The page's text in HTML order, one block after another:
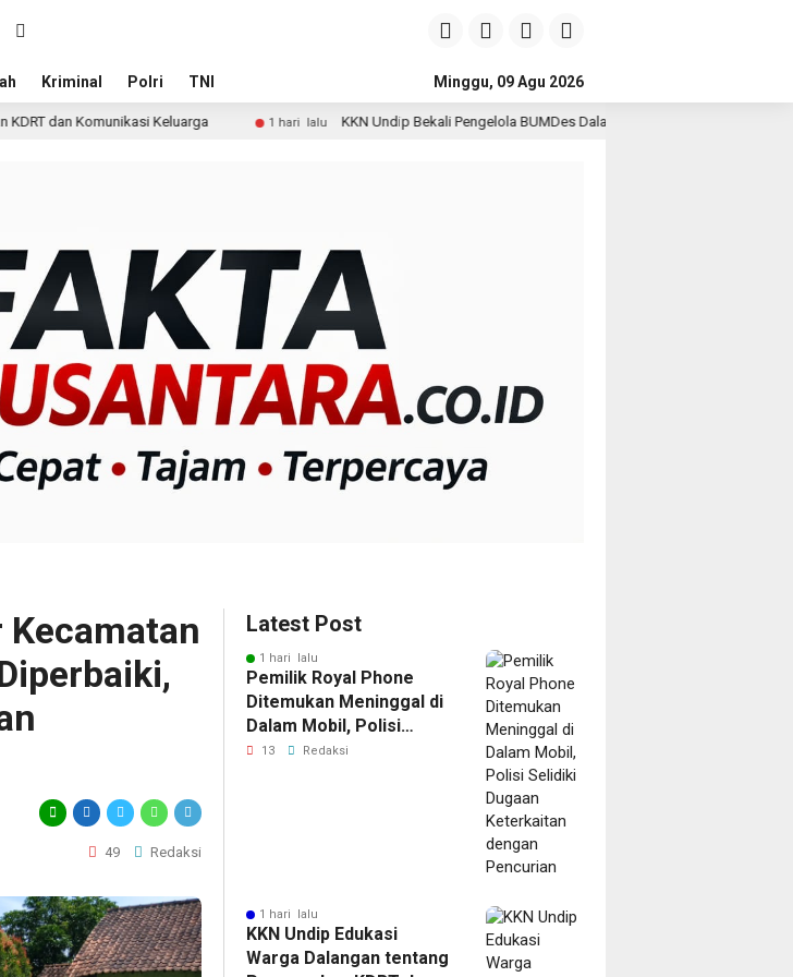
Kriminal Polri TNI Minggu, 09 Agu 2026
Keluarga 1 hari lalu KKN Undip Bekali Pengelola BUMDes Dalangan dengan Pola Pikir Inovatif
49 Redaksi
Latest Post
1 hari lalu
Pemilik Royal Phone
Ditemukan Meninggal di
Dalam Mobil, Polisi
Selidiki Dugaan
13 Redaksi
1 hari lalu
KKN Undip Edukasi
Warga Dalangan tentang